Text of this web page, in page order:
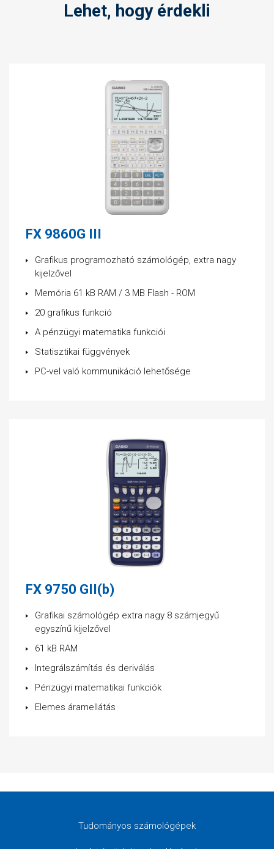
Lehet, hogy érdekli
FX 9860G III
Grafikus programozható számológép, extra nagy
kijelzővel
Memória 61 kB RAM / 3 MB Flash - ROM
20 grafikus funkció
A pénzügyi matematika funkciói
Statisztikai függvények
PC-vel való kommunikáció lehetősége
FX 9750 GII(b)
Grafikai számológép extra nagy 8 számjegyű
egyszínű kijelzővel
61 kB RAM
Integrálszámítás és deriválás
Pénzügyi matematikai funkciók
Elemes áramellátás
Tudományos számológépek